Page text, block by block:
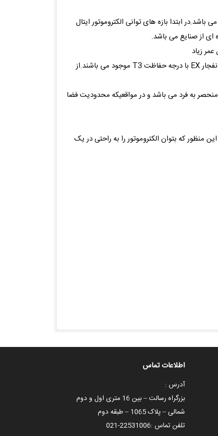
ابتدا بازه های توانی الکتروموتور ایتال
زیاد
* الکتروموتورهای ایتال موتورز در تیپها و دورهای مختلف از قبیل ؛ کلاچ دار، رله، شافت بلند، ترمزدار، هالوشافت، تخت(Flat) و ضد انفجار EX با درجه حفاظت T3 موجود می باشند.از
مختلف موجود است .این ویژگی بسیار منحصر به فرد می باشد و در مواقعیکه محدودیت فضا
که بتوان الکتروموتور را به راحتی در یک
اطلاعات تماس
آدرس :
بزرگراه رسالت – بین 16 متری اول و دوم
شمالی – پلاک 1065 – طبقه دوم
تلفن تماس :021-22531006